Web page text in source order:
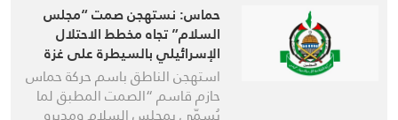
حماس: نستهجن صمت “مجلس
السلام” تجاه مخطط الاحتلال
الإسرائيلي بالسيطرة على غزة
استهجن الناطق باسم حركة حماس
حازم قاسم “الصمت المطبق لما
يُسمّى بمجلس السلام ومديره